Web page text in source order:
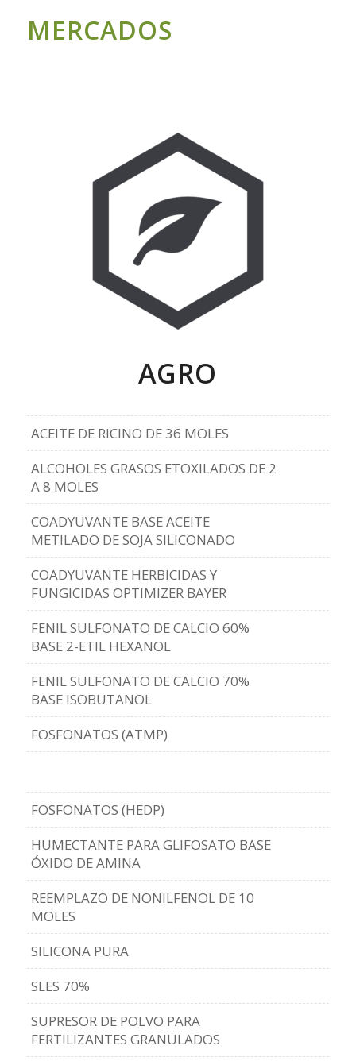
MERCADOS
AGRO
ACEITE DE RICINO DE 36 MOLES
ALCOHOLES GRASOS ETOXILADOS DE 2
A 8 MOLES
COADYUVANTE BASE ACEITE
METILADO DE SOJA SILICONADO
COADYUVANTE HERBICIDAS Y
FUNGICIDAS OPTIMIZER BAYER
FENIL SULFONATO DE CALCIO 60%
BASE 2-ETIL HEXANOL
FENIL SULFONATO DE CALCIO 70%
BASE ISOBUTANOL
FOSFONATOS (ATMP)
FOSFONATOS (HEDP)
HUMECTANTE PARA GLIFOSATO BASE
ÓXIDO DE AMINA
REEMPLAZO DE NONILFENOL DE 10
MOLES
SILICONA PURA
SLES 70%
SUPRESOR DE POLVO PARA
FERTILIZANTES GRANULADOS